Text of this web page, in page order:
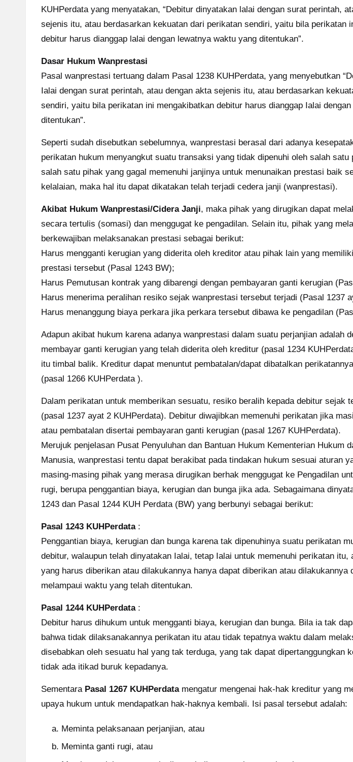
KUHPerdata yang menyatakan, “Debitur dinyatakan lalai dengan surat perintah,
sejenis itu, atau berdasarkan kekuatan dari perikatan sendiri, yaitu bila perikatan
debitur harus dianggap lalai dengan lewatnya waktu yang ditentukan”.
Dasar Hukum Wanprestasi
Pasal wanprestasi tertuang dalam Pasal 1238 KUHPerdata, yang menyebutkan
Ialai dengan surat perintah, atau dengan akta sejenis itu, atau berdasarkan
sendiri, yaitu bila perikatan ini mengakibatkan debitur harus dianggap Ialai
ditentukan”.
Seperti sudah disebutkan sebelumnya, wanprestasi berasal dari adanya
perikatan hukum menyangkut suatu transaksi yang tidak dipenuhi oleh salah satu
salah satu pihak yang gagal memenuhi janjinya untuk menunaikan prestasi baik
kelalaian, maka hal itu dapat dikatakan telah terjadi cedera janji (wanprestasi).
Akibat Hukum Wanprestasi/Cidera Janji, maka pihak yang dirugikan dapat
secara tertulis (somasi) dan menggugat ke pengadilan. Selain itu, pihak yang
berkewajiban melaksanakan prestasi sebagai berikut:
Harus mengganti kerugian yang diderita oleh kreditor atau pihak lain yang
prestasi tersebut (Pasal 1243 BW);
Harus Pemutusan kontrak yang dibarengi dengan pembayaran ganti kerugian
Harus menerima peralihan resiko sejak wanprestasi tersebut terjadi (Pasal 1237
Harus menanggung biaya perkara jika perkara tersebut dibawa ke pengadilan
Adapun akibat hukum karena adanya wanprestasi dalam suatu perjanjian adalah
membayar ganti kerugian yang telah diderita oleh kreditur (pasal 1234
itu timbal balik. Kreditur dapat menuntut pembatalan/dapat dibatalkan
(pasal 1266 KUHPerdata ).
Dalam perikatan untuk memberikan sesuatu, resiko beralih kepada debitur sejak
(pasal 1237 ayat 2 KUHPerdata). Debitur diwajibkan memenuhi perikatan jika
atau pembatalan disertai pembayaran ganti kerugian (pasal 1267 KUHPerdata).
Merujuk penjelasan Pusat Penyuluhan dan Bantuan Hukum Kementerian Hukum
Manusia, wanprestasi tentu dapat berakibat pada tindakan hukum sesuai aturan
masing-masing pihak yang merasa dirugikan berhak menggugat ke Pengadilan
rugi, berupa penggantian biaya, kerugian dan bunga jika ada. Sebagaimana
1243 dan Pasal 1244 KUH Perdata (BW) yang berbunyi sebagai berikut:
Pasal 1243 KUHPerdata:
Penggantian biaya, kerugian dan bunga karena tak dipenuhinya suatu perikatan
debitur, walaupun telah dinyatakan Ialai, tetap Ialai untuk memenuhi perikatan itu,
yang harus diberikan atau dilakukannya hanya dapat diberikan atau dilakukannya
melampaui waktu yang telah ditentukan.
Pasal 1244 KUHPerdata:
Debitur harus dihukum untuk mengganti biaya, kerugian dan bunga. Bila ia tak
bahwa tidak dilaksanakannya perikatan itu atau tidak tepatnya waktu dalam
disebabkan oleh sesuatu hal yang tak terduga, yang tak dapat dipertanggungkan
tidak ada itikad buruk kepadanya.
Sementara Pasal 1267 KUHPerdatamengatur mengenai hak-hak kreditur yang
upaya hukum untuk mendapatkan hak-haknya kembali. Isi pasal tersebut adalah:
Meminta pelaksanaan perjanjian, atau
Meminta ganti rugi, atau